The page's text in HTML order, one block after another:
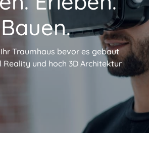
Bauen.
Traumhaus bevor es gebaut
und hoch 3D Architektur